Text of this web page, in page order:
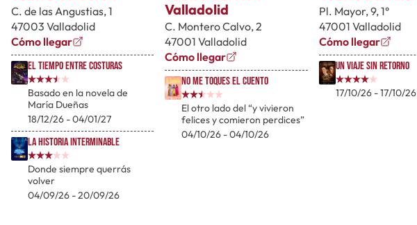
C. de las Angustias, 1
47003 Valladolid
Cómo llegar
El tiempo entre costuras
Basado en la novela de
María Dueñas
18/12/26 - 04/01/27
La Historia Interminable
Donde siempre querrás
volver
04/09/26 - 20/09/26
Valladolid
C. Montero Calvo, 2
47001 Valladolid
Cómo llegar
No me toques el cuento
El otro lado del “y vivieron
felices y comieron perdices”
04/10/26 - 04/10/26
Pl. Mayor, 9, 1°
47001 Valladolid
Cómo llegar
Un viaje sin retorno
17/10/26 - 17/10/26